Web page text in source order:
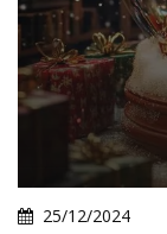
25/12/2024